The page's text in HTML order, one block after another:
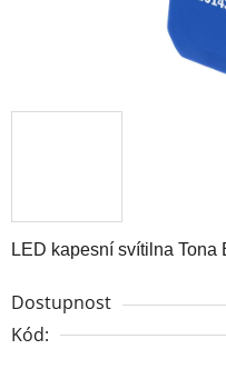
LED kapesní svítilna Tona
Dostupnost
Kód: